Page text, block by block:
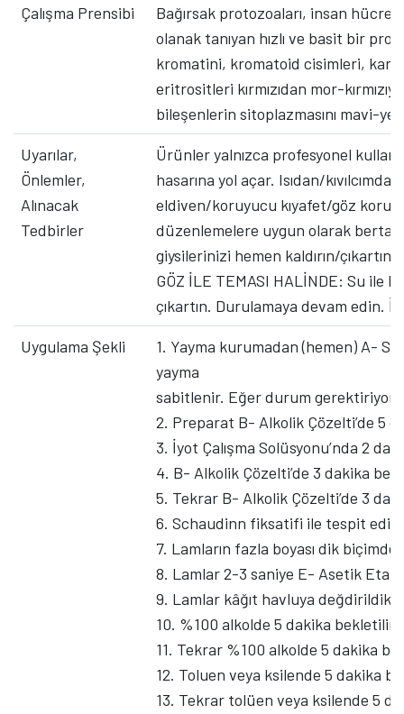
Çalışma Prensibi
Bağırsak protozoaları, insan
olanak tanıyan hızlı ve basit bir
kromatini, kromatoid cisimleri,
eritrositleri kırmızıdan mor-
bileşenlerin sitoplazmasını mavi-
Uyarılar,
Önlemler,
Alınacak
Tedbirler
Ürünler yalnızca profesyonel
hasarına yol açar. Isıdan/
eldiven/koruyucu kıyafet/göz
düzenlemelere uygun olarak
giysilerinizi hemen kaldırın/
GÖZ İLE TEMASI HALİNDE: Su ile
çıkartın. Durulamaya devam edin.
Uygulama Şekli
1. Yayma kurumadan (hemen) A-
yayma
sabitlenir. Eğer durum
2. Preparat B- Alkolik Çözelti’de 5
3. İyot Çalışma Solüsyonu’nda 2
4. B- Alkolik Çözelti’de 3 dakika
5. Tekrar B- Alkolik Çözelti’de 3
6. Schaudinn fiksatifi ile tespit
7. Lamların fazla boyası dik
8. Lamlar 2-3 saniye E- Asetik
9. Lamlar kâğıt havluya
10. %100 alkolde 5 dakika bekletilir.
11. Tekrar %100 alkolde 5 dakika
12. Toluen veya ksilende 5 dakika
13. Tekrar tolüen veya ksilende 5